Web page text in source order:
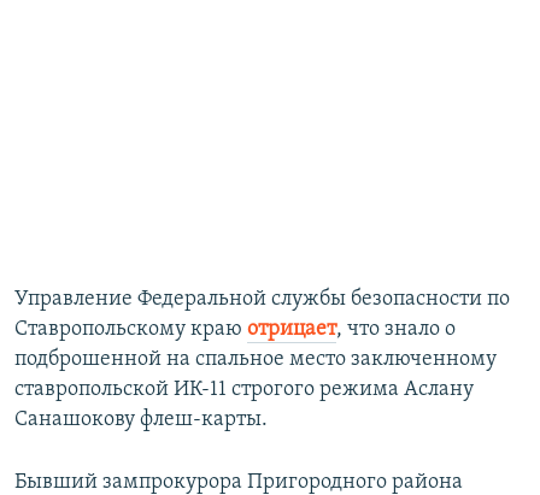
Управление Федеральной службы безопасности по
Ставропольскому краю отрицает, что знало о
подброшенной на спальное место заключенному
ставропольской ИК-11 строгого режима Аслану
Санашокову флеш-карты.
Бывший зампрокурора Пригородного района